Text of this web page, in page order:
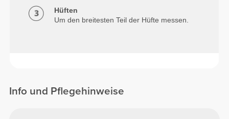
Hüften
Um den breitesten Teil der Hüfte messen.
Info und Pflegehinweise